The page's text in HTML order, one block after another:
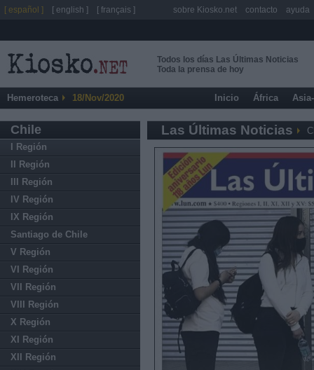
Todos los días Las Últimas Noticias
Toda la prensa de hoy
Hemeroteca 18/Nov/2020 Inicio África
Chile
I Región
II Región
III Región
IV Región
IX Región
Santiago de Chile
V Región
VI Región
VII Región
VIII Región
X Región
XI Región
XII Región
Las Últimas Noticias
[ español ] [ english ] [ français ] sobre Kiosko.net contacto ayuda